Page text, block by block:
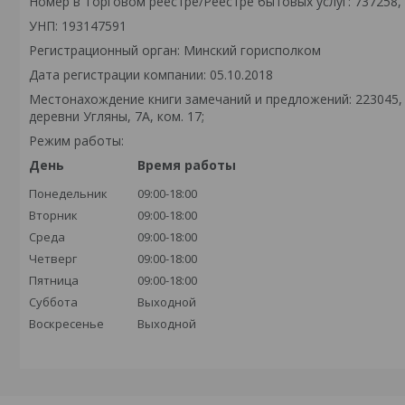
УНП: 193147591
Регистрационный орган: Минский горисполком
Дата регистрации компании: 05.10.2018
Местонахождение книги замечаний и предложений:
деревни Угляны, 7А, ком. 17;
Режим работы:
День
Время работы
Понедельник
09:00-18:00
Вторник
09:00-18:00
Среда
09:00-18:00
Четверг
09:00-18:00
Пятница
09:00-18:00
Суббота
Выходной
Воскресенье
Выходной